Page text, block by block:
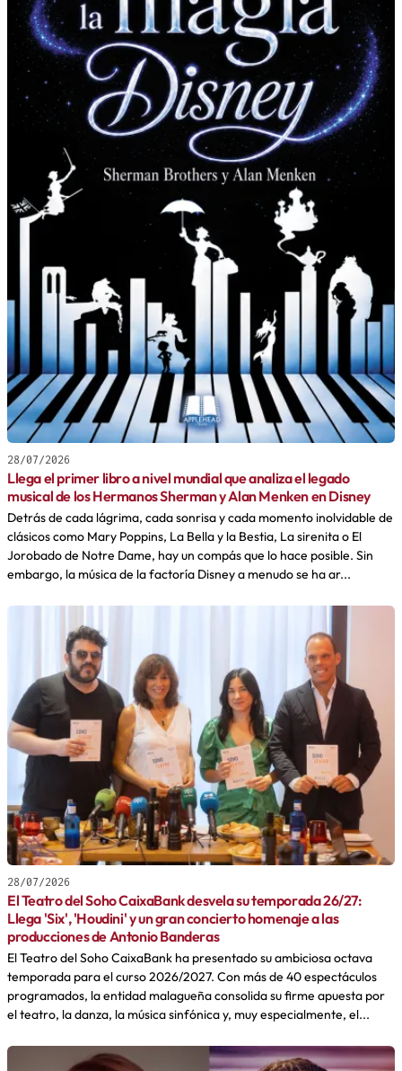
28/07/2026
Llega el primer libro a nivel mundial que analiza el legado
musical de los Hermanos Sherman y Alan Menken en Disney
Detrás de cada lágrima, cada sonrisa y cada momento inolvidable de
clásicos como Mary Poppins, La Bella y la Bestia, La sirenita o El
Jorobado de Notre Dame, hay un compás que lo hace posible. Sin
embargo, la música de la factoría Disney a menudo se ha ar...
28/07/2026
El Teatro del Soho CaixaBank desvela su temporada 26/27:
Llega 'Six', 'Houdini' y un gran concierto homenaje a las
producciones de Antonio Banderas
El Teatro del Soho CaixaBank ha presentado su ambiciosa octava
temporada para el curso 2026/2027. Con más de 40 espectáculos
programados, la entidad malagueña consolida su firme apuesta por
el teatro, la danza, la música sinfónica y, muy especialmente, el...